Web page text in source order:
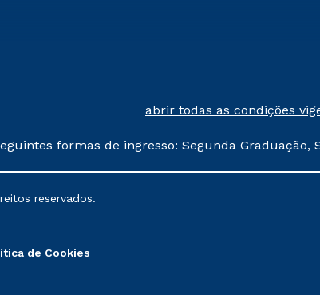
abrir todas as condições
formas de ingresso: Segunda Graduação,
sofrer alterações nos períodos de
reservados.
de Cookies